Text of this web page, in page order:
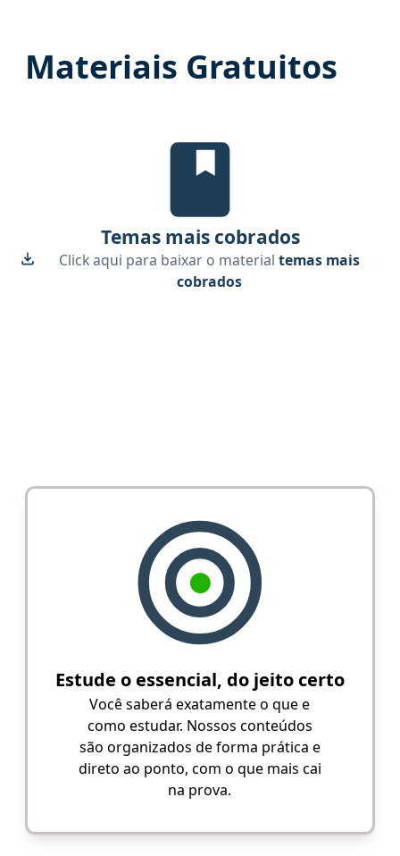
Materiais Gratuitos
Temas mais cobrados, material
Temas mais cobrados
Click aqui para baixar o material temas mais
cobrados
Estude o essencial, do jeito certo
Você saberá exatamente o que e
como estudar. Nossos conteúdos
são organizados de forma prática e
direto ao ponto, com o que mais cai
na prova.